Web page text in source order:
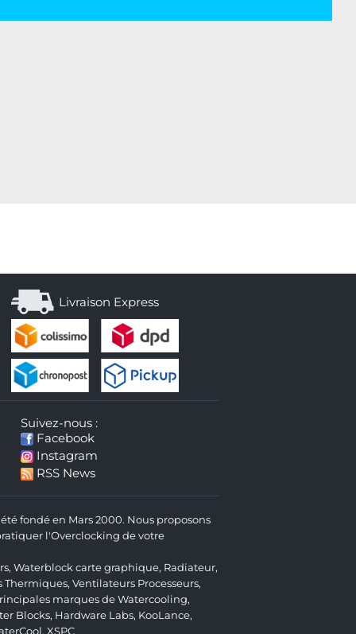
Livraison Express
Suivez-nous :
Facebook
Instagram
RSS News
fondé en Mars 2000. Nous proposons
l'Overclocking de votre
, Waterblock carte graphique, Radiateur,
Thermiques, Ventilateurs Processeurs,
marques de Watercooling,
Blocks, Hardware Labs, KooLance,
, XSPC